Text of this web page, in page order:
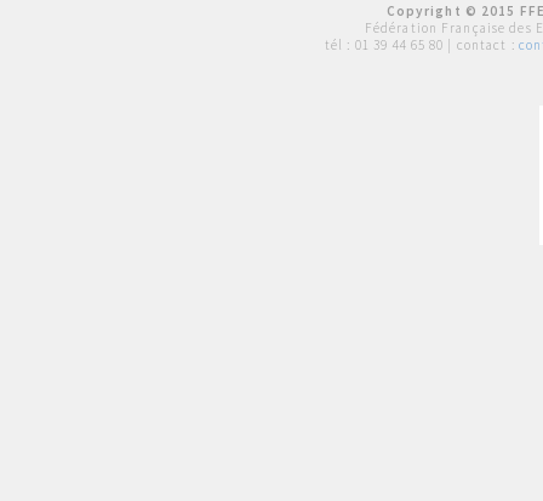
Copyright © 2015
Fédération Française des
tél : 01 39 44 65 80 | contact :